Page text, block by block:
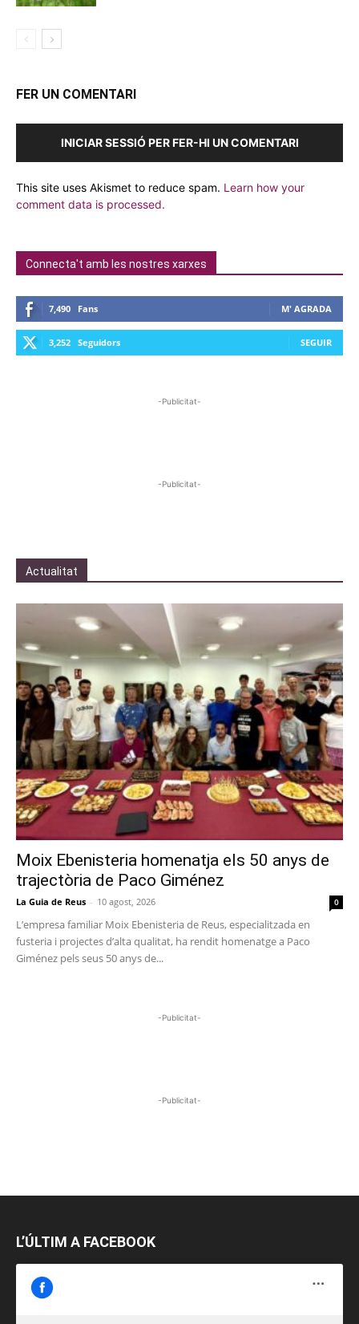
FER UN COMENTARI
INICIAR SESSIÓ PER FER-HI UN COMENTARI
This site uses Akismet to reduce spam. Learn how your
comment data is processed.
Connecta't amb les nostres xarxes
7,490 Fans M' AGRADA
3,252 Seguidors SEGUIR
-Publicitat-
-Publicitat-
Actualitat
Moix Ebenisteria homenatja els 50 anys de
trajectòria de Paco Giménez
La Guia de Reus - 10 agost, 2026 0
L’empresa familiar Moix Ebenisteria de Reus, especialitzada en
fusteria i projectes d’alta qualitat, ha rendit homenatge a Paco
Giménez pels seus 50 anys de...
-Publicitat-
-Publicitat-
L’ÚLTIM A FACEBOOK